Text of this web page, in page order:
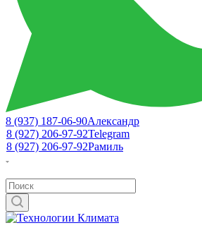
8 (937) 187-06-90Александр
8 (927) 206-97-92Telegram
8 (927) 206-97-92Рамиль